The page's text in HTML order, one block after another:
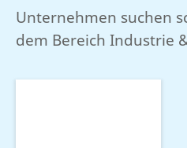
Unternehmen suchen
dem Bereich Industrie